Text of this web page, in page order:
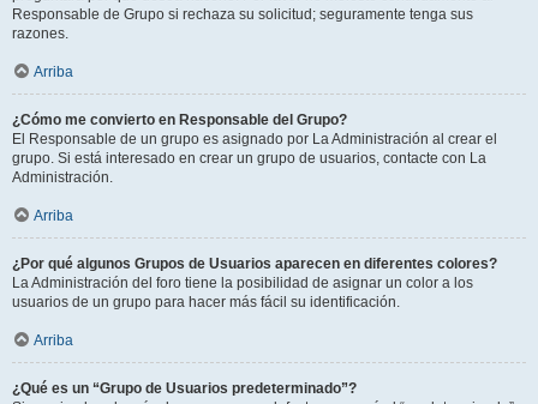
Responsable de Grupo si rechaza su solicitud; seguramente tenga sus
razones.
Arriba
¿Cómo me convierto en Responsable del Grupo?
El Responsable de un grupo es asignado por La Administración al crear el
grupo. Si está interesado en crear un grupo de usuarios, contacte con La
Administración.
Arriba
¿Por qué algunos Grupos de Usuarios aparecen en diferentes colores?
La Administración del foro tiene la posibilidad de asignar un color a los
usuarios de un grupo para hacer más fácil su identificación.
Arriba
¿Qué es un “Grupo de Usuarios predeterminado”?